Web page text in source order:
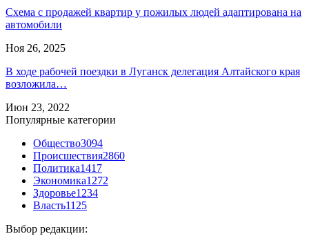
Схема с продажей квартир у пожилых людей адаптирована на
автомобили
Ноя 26, 2025
В ходе рабочей поездки в Луганск делегация Алтайского края
возложила…
Июн 23, 2022
Популярные категории
Общество3094
Происшествия2860
Политика1417
Экономика1272
Здоровье1234
Власть1125
Выбор редакции: